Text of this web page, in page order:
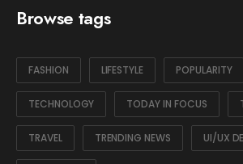
Browse tags
FASHION LIFESTYLE POPULARITY
TECHNOLOGY TODAY IN FOCUS
TRAVEL TRENDING NEWS UI/UX